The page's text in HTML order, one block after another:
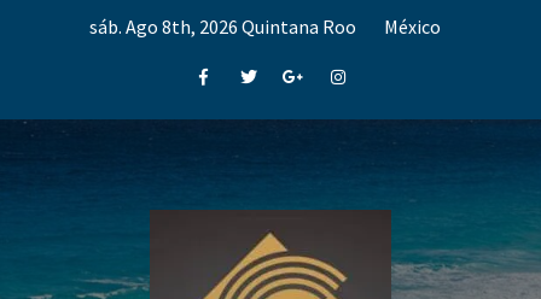
sáb. Ago 8th, 2026 Quintana Roo México
FacebookTwitterGoogle+Instagram